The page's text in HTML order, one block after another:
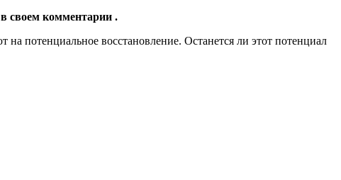
своем комментарии .
потенциальное восстановление. Останется ли этот потенциал